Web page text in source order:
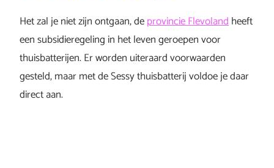
Het zal je niet zijn ontgaan, deprovincie Flevolandheeft
een subsidieregeling in het leven geroepen voor
thuisbatterijen. Er worden uiteraard voorwaarden
gesteld, maar met de Sessy thuisbatterij voldoe je daar
direct aan.